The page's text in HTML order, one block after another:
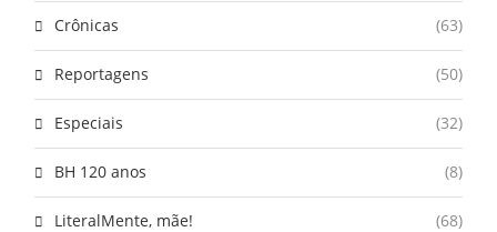
Crônicas (63)
Reportagens (50)
Especiais (32)
BH 120 anos (8)
LiteralMente, mãe! (68)